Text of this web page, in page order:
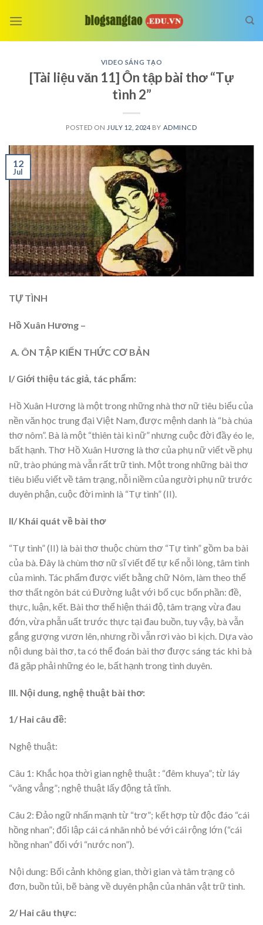
VIDEO SÁNG TẠO
[Tài liệu văn 11] Ôn tập bài thơ “Tự
tình 2”
POSTED ON JULY 12, 2024 BY ADMINCD
12
Jul
TỰ TÌNH
Hồ Xuân Hương –
A. ÔN TẬP KIẾN THỨC CƠ BẢN
I/ Giới thiệu tác giả, tác phẩm:
Hồ Xuân Hương là một trong những nhà thơ nữ tiêu biểu của
nền văn học trung đại Việt Nam, được mệnh danh là “bà chúa
thơ nôm”. Bà là một “thiên tài kì nữ” nhưng cuộc đời đầy éo le,
bất hạnh. Thơ Hồ Xuân Hương là thơ của phụ nữ viết về phụ
nữ, trào phúng mà vẫn rất trữ tình. Một trong những bài thơ
tiêu biểu viết về tâm trạng, nỗi niềm của người phụ nữ trước
duyên phận, cuộc đời mình là “Tự tình” (II).
II/ Khái quát về bài thơ
“Tự tình” (II) là bài thơ thuộc chùm thơ “Tự tình” gồm ba bài
của bà. Đây là chùm thơ nữ sĩ viết để tự kể nỗi lòng, tâm tình
của mình. Tác phẩm được viết bằng chữ Nôm, làm theo thể
thơ thất ngôn bát cú Đường luật với bố cục bốn phần: đề,
thực, luận, kết. Bài thơ thể hiện thái độ, tâm trạng vừa đau
đớn, vừa phẫn uất trước thực tại đau buồn, tuy vậy, bà vẫn
gắng gượng vươn lên, nhưng rồi vẫn rơi vào bi kịch. Dựa vào
nội dung bài thơ, ta có thể đoán bài thơ được sáng tác khi bà
đã gặp phải những éo le, bất hạnh trong tình duyên.
III. Nội dung, nghệ thuật bài thơ:
1/ Hai câu đề:
Nghệ thuật:
Câu 1: Khắc họa thời gian nghệ thuật : “đêm khuya”; từ láy
“văng vẳng”; nghệ thuật lấy động tả tĩnh.
Câu 2: Đảo ngữ nhấn mạnh từ “trơ”; kết hợp từ độc đáo “cái
hồng nhan”; đối lập cái cá nhân nhỏ bé với cái rộng lớn (“cái
hồng nhan” đối với “nước non”).
Nội dung: Bối cảnh không gian, thời gian và tâm trạng cô
đơn, buồn tủi, bẽ bàng về duyên phận của nhân vật trữ tình.
2/ Hai câu thực: